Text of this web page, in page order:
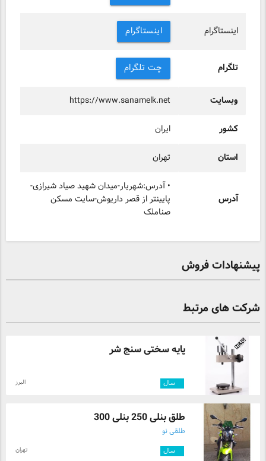
اینستاگرام اینستاگرام
تلگرام چت تلگرام
وبسایت https://www.sanamelk.net
کشور ایران
استان تهران
آدرس
• آدرس:شهریار-میدان شهید صیاد شیرازی-
پایینتر از قصر داریوش-سایت مسکن
صناملک
پیشنهادات فروش
شرکت های مرتبط
پایه سختی سنج شر
سال البرز
طلق بنلی 250 بنلی 300
طلقی نو
سال تهران